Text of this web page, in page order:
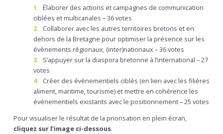
Élaborer des actions et campagnes de communication
ciblées et multicanales – 36 votes
Collaborer avec les autres territoires bretons et en
dehors de la Bretagne pour optimiser la présence sur les
évènements régionaux, (inter)nationaux – 36 votes
S’appuyer sur la diaspora bretonne à l’international – 27
votes
Créer des évènementiels ciblés (en lien avec les filières
aliment, maritime, tourisme) et mettre en cohérence les
événementiels existants avec le positionnement – 25 votes
Pour visualiser le résultat de la priorisation en plein écran,
cliquez sur l’image ci-dessous.